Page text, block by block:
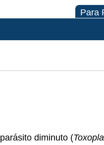
Para
diminuto (